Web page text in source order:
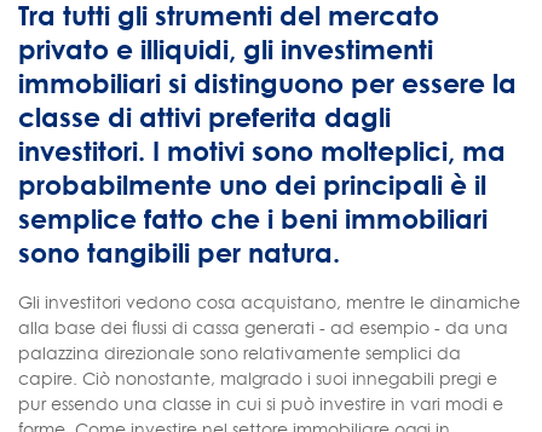
Tra tutti gli strumenti del mercato
privato e illiquidi, gli investimenti
immobiliari si distinguono per essere la
classe di attivi preferita dagli
investitori. I motivi sono molteplici, ma
probabilmente uno dei principali è il
semplice fatto che i beni immobiliari
sono tangibili per natura.
Gli investitori vedono cosa acquistano, mentre le dinamiche
alla base dei flussi di cassa generati - ad esempio - da una
palazzina direzionale sono relativamente semplici da
capire. Ciò nonostante, malgrado i suoi innegabili pregi e
pur essendo una classe in cui si può investire in vari modi e